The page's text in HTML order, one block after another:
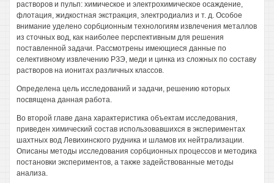
растворов и пульп: химическое и электрохимическое осаждение,
флотация, жидкостная экстракция, электродиализ и т. д. Особое
внимание уделено сорбционным технологиям извлечения металлов
из сточных вод, как наиболее перспективным для решения
поставленной задачи. Рассмотрены имеющиеся данные по
селективному извлечению РЗЭ, меди и цинка из сложных по составу
растворов на ионитах различных классов.
Определена цель исследований и задачи, решению которых
посвящена данная работа.
Во второй главе дана характеристика объектам исследования,
приведен химический состав использовавшихся в экспериментах
шахтных вод Левихинского рудника и шламов их нейтрализации.
Описаны методы исследования сорбционных процессов и методика
постановки экспериментов, а также задействованные методы
анализа.